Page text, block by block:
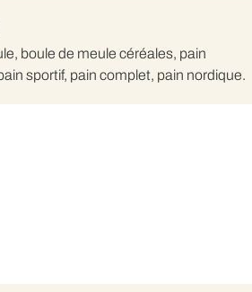
boule de meule céréales, pain
sportif, pain complet, pain nordique.